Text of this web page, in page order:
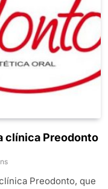
clínica Preodonto
Preodonto, que